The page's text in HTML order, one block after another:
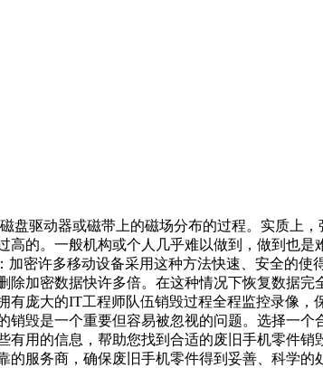
盘驱动器或磁带上的磁场分布的过程。实质上
高的。一般机构或个人几乎难以做到，做到也
加密许多移动设备采用这种方法快速、安全的
除加密数据快许多倍。在这种情况下恢复数据
有庞大的IT工程师队伍销毁过程全程监控录像
销毁是一个重要但容易被忽视的问题。选择一
有用的信息，帮助您找到合适的废旧手机零件
的服务商，确保废旧手机零件得到妥善、科学